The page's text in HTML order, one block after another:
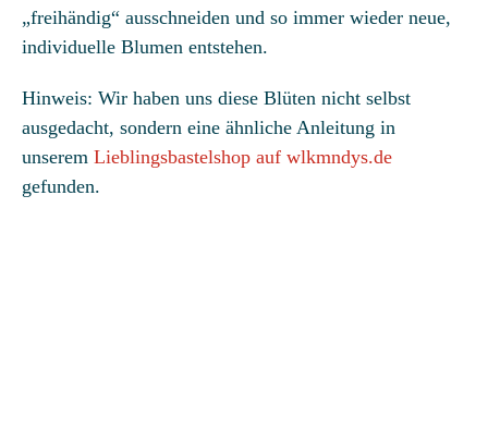
„freihändig“ ausschneiden und so immer wieder neue,
individuelle Blumen entstehen.
Hinweis: Wir haben uns diese Blüten nicht selbst
ausgedacht, sondern eine ähnliche Anleitung in
unserem Lieblingsbastelshop auf wlkmndys.de
gefunden.